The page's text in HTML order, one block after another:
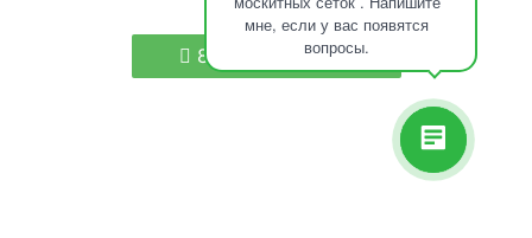
мне, если у вас появятся
вопросы.
8-901-184-80-52